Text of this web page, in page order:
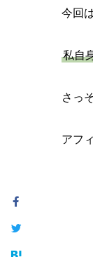
今回
私自
さっ
アフ